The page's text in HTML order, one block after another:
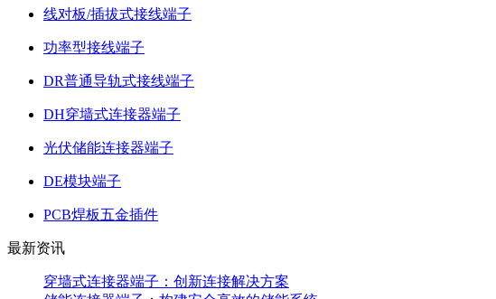
线对板/插拔式接线端子
功率型接线端子
DR普通导轨式接线端子
DH穿墙式连接器端子
光伏储能连接器端子
DE模块端子
PCB焊板五金插件
最新资讯
穿墙式连接器端子：创新连接解决方案